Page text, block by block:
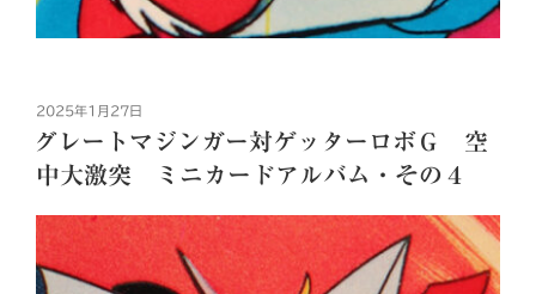
投
稿
日:
2025年1月27日
グレートマジンガー対ゲッターロボＧ 空
中大激突 ミニカードアルバム・その４